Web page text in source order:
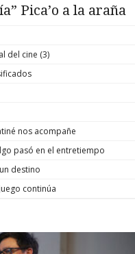
Pica’o a la araña
del cine (3)
nos acompañe
pasó en el entretiempo
destino
continúa